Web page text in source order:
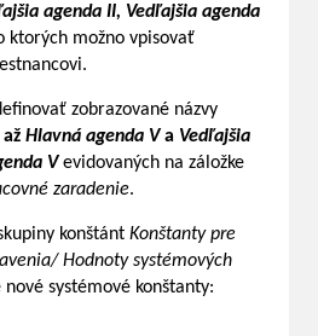
agenda II, Vedľajšia agenda
ktorých možno vpisovať
zobrazované názvy
až Hlavná agenda Va Vedľajšia
Vevidovaných na záložke
zaradenie.
konštánt Konštanty pre
Hodnoty systémových
systémové konštanty: